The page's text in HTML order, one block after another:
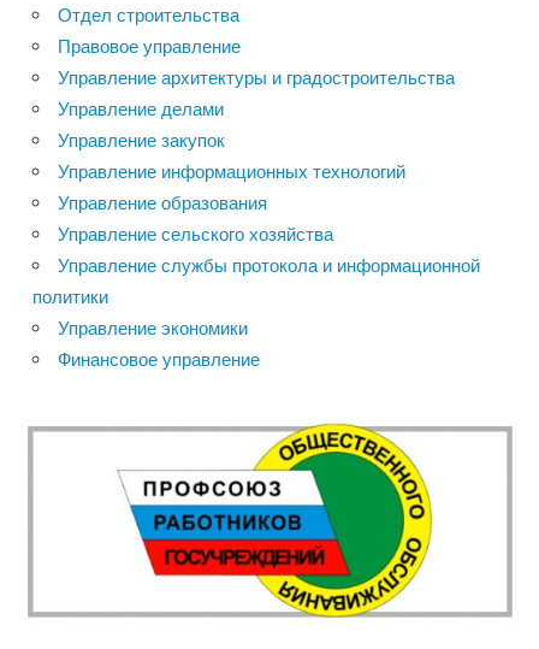
Отдел строительства
Правовое управление
Управление архитектуры и градостроительства
Управление делами
Управление закупок
Управление информационных технологий
Управление образования
Управление сельского хозяйства
Управление службы протокола и информационной
политики
Управление экономики
Финансовое управление